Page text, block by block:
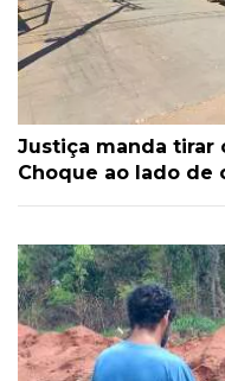
Justiça manda tirar
Choque ao lado de